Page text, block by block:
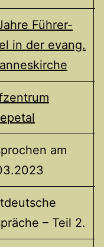
Führer-
in der evang.
am
– Teil 2.